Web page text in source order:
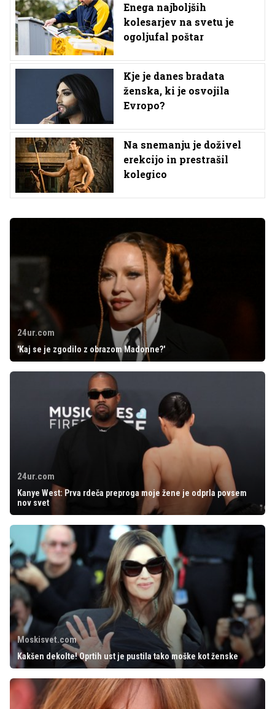
Enega najboljših
kolesarjev na svetu je
ogoljufal poštar
Kje je danes bradata
ženska, ki je osvojila
Evropo?
Na snemanju je doživel
erekcijo in prestrašil
kolegico
24ur.com
'Kaj se je zgodilo z obrazom Madonne?'
24ur.com
Kanye West: Prva rdeča preproga moje žene je odprla povsem
nov svet
Moskisvet.com
Kakšen dekolte! Oprtih ust je pustila tako moške kot ženske